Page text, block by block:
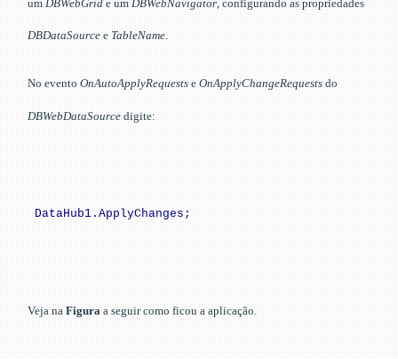
um DBWebGrid e um DBWebNavigator, configurando as propriedades
DBDataSource e TableName
No evento OnAutoApplyRequests e OnApplyChangeRequests do
DBWebDataSource digite:
DataHub1.ApplyChanges;
Veja na Figura a seguir como ficou a aplicação.